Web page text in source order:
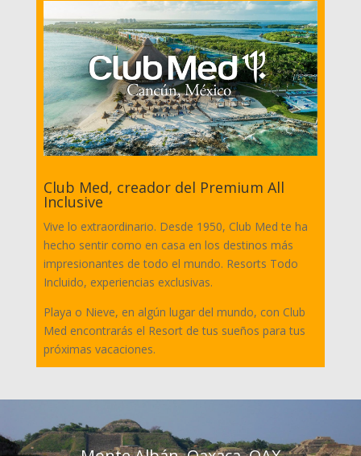
Club Med, creador del Premium All
Inclusive
Vive lo extraordinario. Desde 1950, Club Med te ha
hecho sentir como en casa en los destinos más
impresionantes de todo el mundo. Resorts Todo
Incluido, experiencias exclusivas.
Playa o Nieve, en algún lugar del mundo, con Club
Med encontrarás el Resort de tus sueños para tus
próximas vacaciones.